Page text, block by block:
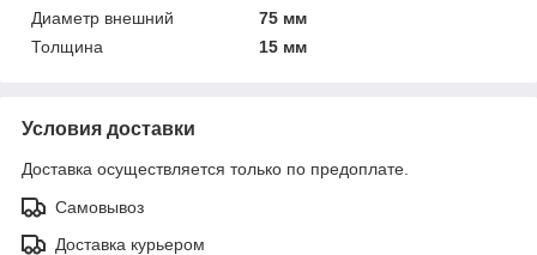
Диаметр внешний
75 мм
Толщина
15 мм
Условия доставки
Доставка осуществляется только по предоплате.
Самовывоз
Доставка курьером